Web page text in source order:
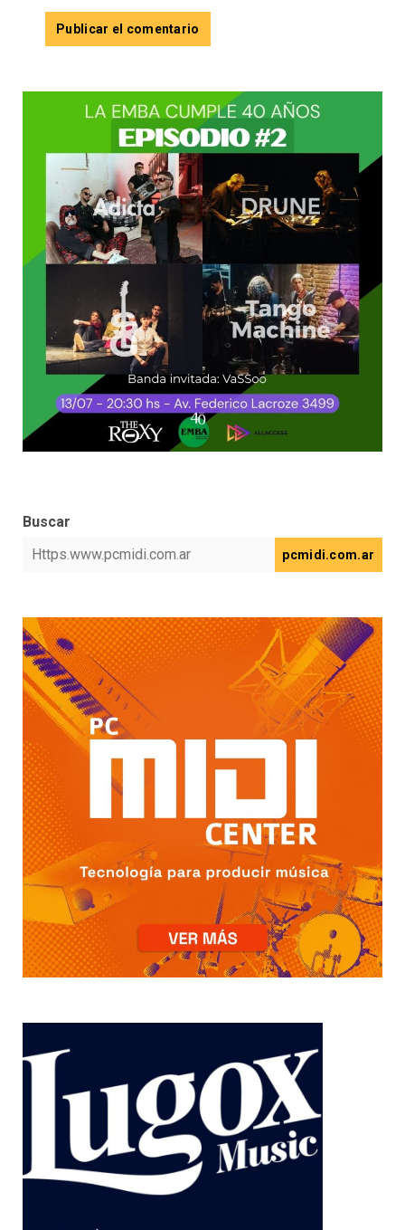
Buscar
pcmidi.com.ar